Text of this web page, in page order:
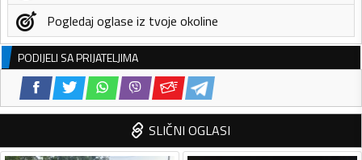
Pogledaj oglase iz tvoje okoline
PODIJELI SA PRIJATELJIMA
SLIČNI OGLASI